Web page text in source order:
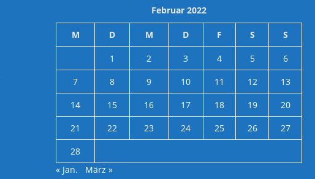
Februar 2022
M D M D F S S
1 2 3 4 5
6
7
8 9 10 11 12
13
14
15 16 17 18 19
20
21
22 23 24 25 26
27
28
« Jan.
März »